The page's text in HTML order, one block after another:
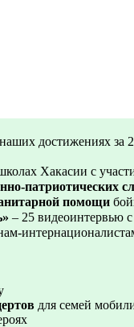
достижениях за
Хакасии с
патриотических
помощи
– 25 видеоинтервью
для семей